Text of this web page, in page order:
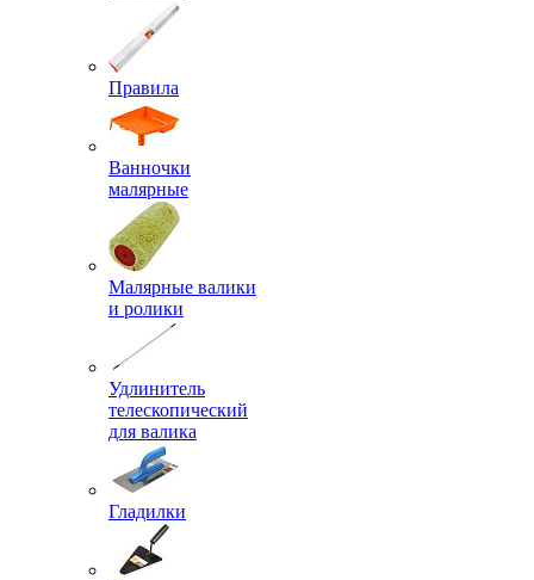
Правила
Ванночки
малярные
Малярные валики
и ролики
Удлинитель
телескопический
для валика
Гладилки